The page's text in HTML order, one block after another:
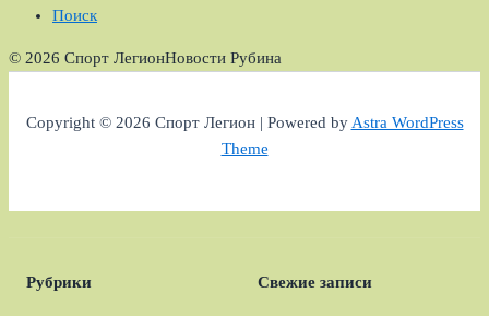
Поиск
© 2026 Спорт ЛегионНовости Рубина
Copyright © 2026 Спорт Легион | Powered byAstra WordPress
Theme
Рубрики Свежие записи